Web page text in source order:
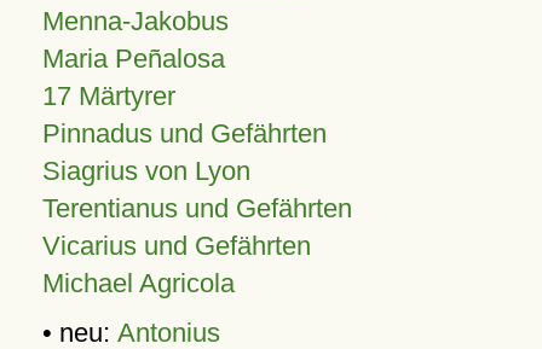
Menna-Jakobus
Maria Peñalosa
17 Märtyrer
Pinnadus und Gefährten
Siagrius von Lyon
Terentianus und Gefährten
Vicarius und Gefährten
Michael Agricola
• neu: Antonius